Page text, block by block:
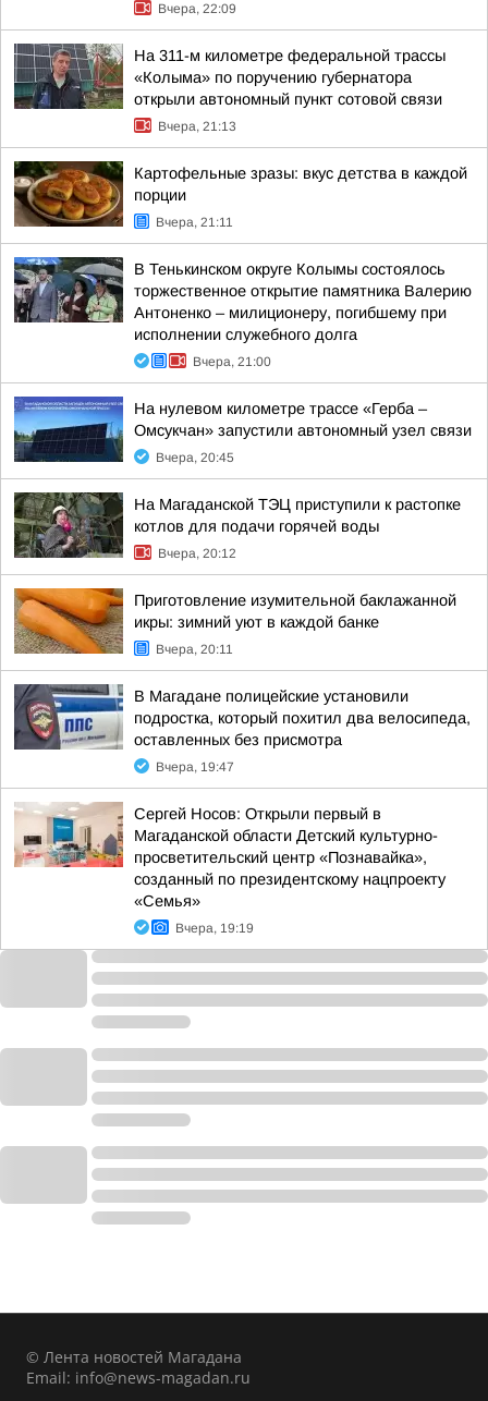
Вчера, 22:09
На 311-м километре федеральной трассы
«Колыма» по поручению губернатора
открыли автономный пункт сотовой связи
Вчера, 21:13
Картофельные зразы: вкус детства в каждой
порции
Вчера, 21:11
В Тенькинском округе Колымы состоялось
торжественное открытие памятника Валерию
Антоненко – милиционеру, погибшему при
исполнении служебного долга
Вчера, 21:00
На нулевом километре трассе «Герба –
Омсукчан» запустили автономный узел связи
Вчера, 20:45
На Магаданской ТЭЦ приступили к растопке
котлов для подачи горячей воды
Вчера, 20:12
Приготовление изумительной баклажанной
икры: зимний уют в каждой банке
Вчера, 20:11
В Магадане полицейские установили
подростка, который похитил два велосипеда,
оставленных без присмотра
Вчера, 19:47
Сергей Носов: Открыли первый в
Магаданской области Детский культурно-
просветительский центр «Познавайка»,
созданный по президентскому нацпроекту
«Семья»
Вчера, 19:19
© Лента новостей Магадана
Email: info@news-magadan.ru